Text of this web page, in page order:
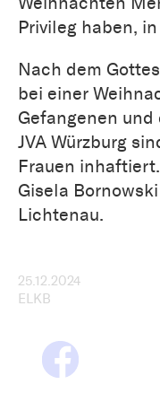
Privileg haben,
Nach dem
bei einer
Gefangenen
JVA Würzburg
Frauen
Gisela
Lichtenau.
25.12.2024
ELKB